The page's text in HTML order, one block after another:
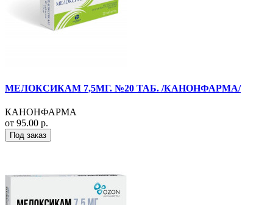
МЕЛОКСИКАМ 7,5МГ. №20 ТАБ. /КАНОНФАРМА/
КАНОНФАРМА
от 95.00 р.
Под заказ